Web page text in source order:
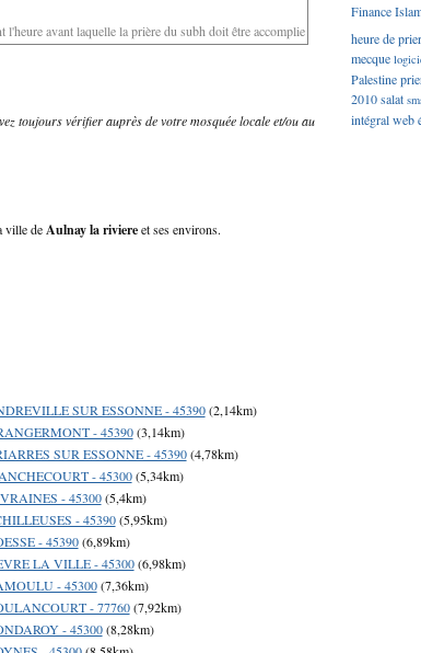
avant laquelle la prière du subh doit être accomplie
toujours vérifier auprès de votre mosquée locale et/ou au
ville deAulnay la riviereet ses environs.
SUR ESSONNE - 45390(2,14km)
- 45390(3,14km)
SUR ESSONNE - 45390(4,78km)
- 45300(5,34km)
- 45300(5,4km)
- 45390(5,95km)
- 45390(6,89km)
LA VILLE - 45300(6,98km)
- 45300(7,36km)
- 77760(7,92km)
- 45300(8,28km)
Finance
heure de
mecque
Palestine
2010salat
intégralweb